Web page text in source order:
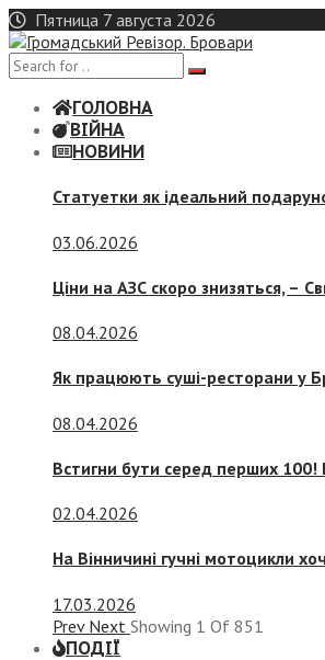
Skip
to
content
Пятница 7 августа 2026
ГОЛОВНА
ВІЙНА
НОВИНИ
Статуетки як ідеальний
03.06.2026
Ціни на АЗС скоро знизяться, –
08.04.2026
Як працюють суші-ресторани у
08.04.2026
Встигни бути серед перших 100!
02.04.2026
На Вінничині гучні мотоцикли
17.03.2026
Prev Next Showing 1 Of 851
ПОДІЇ